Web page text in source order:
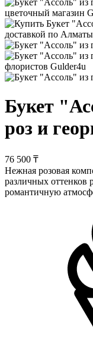
Букет
роз и
76 500 ₸
Нежная розовая
различных оттенков
романтичную